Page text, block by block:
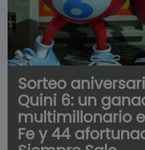
Sorteo
Quini 6: un
multimillonario
Fe y 44